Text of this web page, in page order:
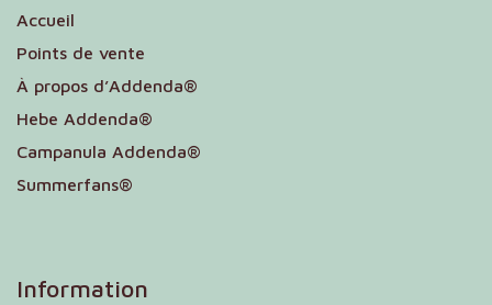
Accueil
Points de vente
À propos d’Addenda®
Hebe Addenda®
Campanula Addenda®
Summerfans®
Information